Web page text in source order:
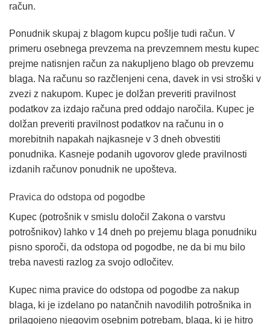
račun.
Ponudnik skupaj z blagom kupcu pošlje tudi račun. V
primeru osebnega prevzema na prevzemnem mestu kupec
prejme natisnjen račun za nakupljeno blago ob prevzemu
blaga. Na računu so razčlenjeni cena, davek in vsi stroški v
zvezi z nakupom. Kupec je dolžan preveriti pravilnost
podatkov za izdajo računa pred oddajo naročila. Kupec je
dolžan preveriti pravilnost podatkov na računu in o
morebitnih napakah najkasneje v 3 dneh obvestiti
ponudnika. Kasneje podanih ugovorov glede pravilnosti
izdanih računov ponudnik ne upošteva.
Pravica do odstopa od pogodbe
Kupec (potrošnik v smislu določil Zakona o varstvu
potrošnikov) lahko v 14 dneh po prejemu blaga ponudniku
pisno sporoči, da odstopa od pogodbe, ne da bi mu bilo
treba navesti razlog za svojo odločitev.
Kupec nima pravice do odstopa od pogodbe za nakup
blaga, ki je izdelano po natančnih navodilih potrošnika in
prilagojeno njegovim osebnim potrebam, blaga, ki je hitro